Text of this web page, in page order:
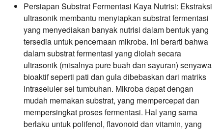
Persiapan Substrat Fermentasi Kaya Nutrisi: Ekstraksi
ultrasonik membantu menyiapkan substrat fermentasi
yang menyediakan banyak nutrisi dalam bentuk yang
tersedia untuk pencernaan mikroba. Ini berarti bahwa
dalam substrat fermentasi yang diolah secara
ultrasonik (misalnya pure buah dan sayuran) senyawa
bioaktif seperti pati dan gula dibebaskan dari matriks
intraseluler sel tumbuhan. Mikroba dapat dengan
mudah memakan substrat, yang mempercepat dan
mempersingkat proses fermentasi. Hal yang sama
berlaku untuk polifenol, flavonoid dan vitamin, yang